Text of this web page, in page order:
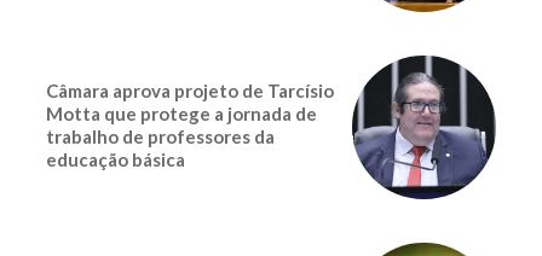
Câmara aprova projeto de Tarcísio
Motta que protege a jornada de
trabalho de professores da
educação básica